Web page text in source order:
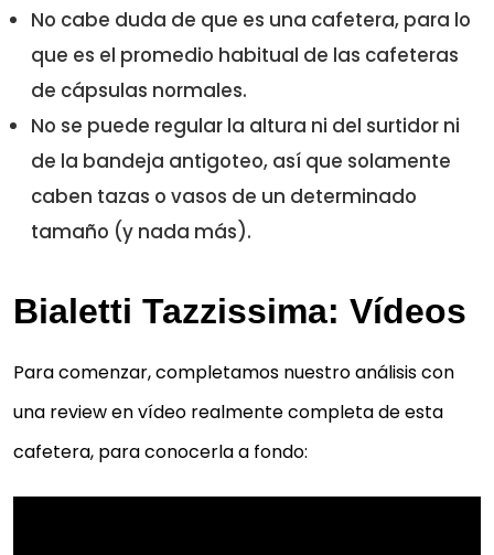
No cabe duda de que es una cafetera, para lo
que es el promedio habitual de las cafeteras
de cápsulas normales.
No se puede regular la altura ni del surtidor ni
de la bandeja antigoteo, así que solamente
caben tazas o vasos de un determinado
tamaño (y nada más).
Bialetti Tazzissima: Vídeos
Para comenzar, completamos nuestro análisis con
una review en vídeo realmente completa de esta
cafetera, para conocerla a fondo: